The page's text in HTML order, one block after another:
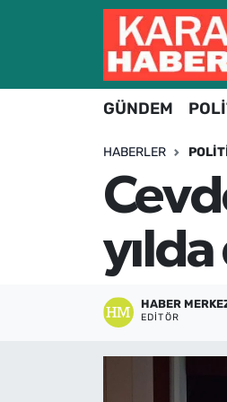
GÜNDEM
HABERLER
HABER
EDITÖR
Hava Durumu
Trafik Durumu
Süper Lig Puan
Tüm Manşetler
Son Dakika Haberleri
Haber Arşivi